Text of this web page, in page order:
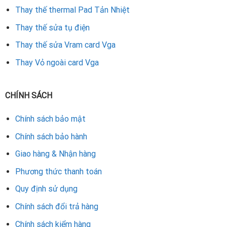
định và bền bỉ.
Thay thế thermal Pad Tản Nhiệt
Thay thế sửa tụ điện
Thay thế sửa Vram card Vga
Thay Vỏ ngoài card Vga
CHÍNH SÁCH
Chính sách bảo mật
Chính sách bảo hành
Giao hàng & Nhận hàng
Phương thức thanh toán
Quy định sử dụng
Chính sách đổi trả hàng
Chính sách kiểm hàng